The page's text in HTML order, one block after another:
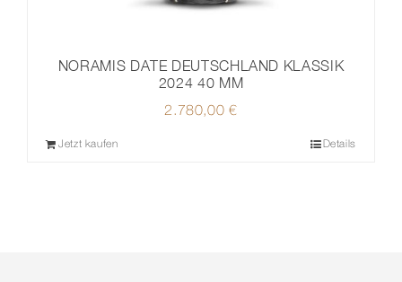
NORAMIS DATE DEUTSCHLAND KLASSIK
2024 40 MM
2.780,00€
Jetzt kaufen Details